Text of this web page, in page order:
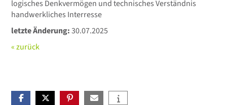
logisches Denkvermögen und technisches Verständnis
handwerkliches Interresse
letzte Änderung:30.07.2025
« zurück